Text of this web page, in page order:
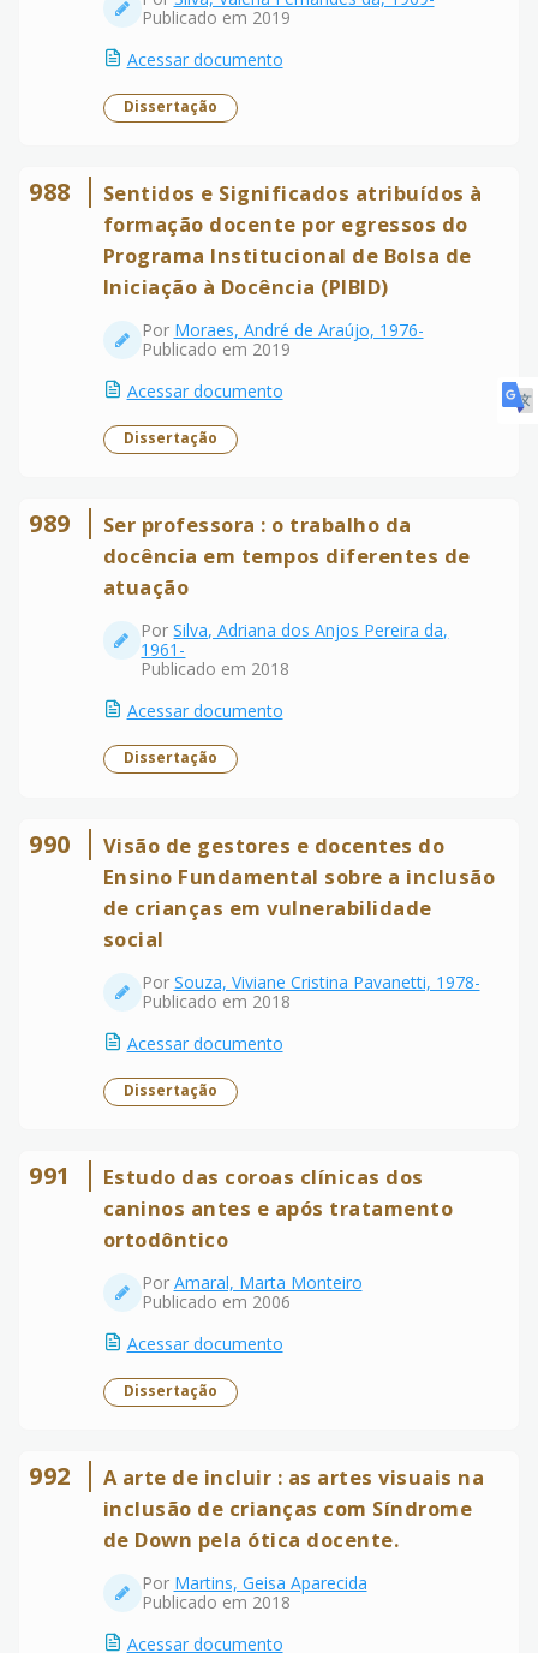
Publicado em 2019
Acessar documento
Dissertação
988
Sentidos e Significados atribuídos à
formação docente por egressos do
Programa Institucional de Bolsa de
Iniciação à Docência (PIBID)
Por Moraes, André de Araújo, 1976-
Publicado em 2019
Acessar documento
Dissertação
989
Ser professora : o trabalho da
docência em tempos diferentes de
atuação
Por Silva, Adriana dos Anjos Pereira da,
1961-
Publicado em 2018
Acessar documento
Dissertação
990
Visão de gestores e docentes do
Ensino Fundamental sobre a inclusão
de crianças em vulnerabilidade
social
Por Souza, Viviane Cristina Pavanetti, 1978-
Publicado em 2018
Acessar documento
Dissertação
991
Estudo das coroas clínicas dos
caninos antes e após tratamento
ortodôntico
Por Amaral, Marta Monteiro
Publicado em 2006
Acessar documento
Dissertação
992
A arte de incluir : as artes visuais na
inclusão de crianças com Síndrome
de Down pela ótica docente.
Por Martins, Geisa Aparecida
Publicado em 2018
Acessar documento